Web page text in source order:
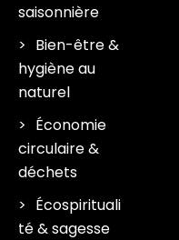
saisonnière
Bien-être &
hygiène au
naturel
Économie
circulaire &
déchets
Écospirituali
té & sagesse